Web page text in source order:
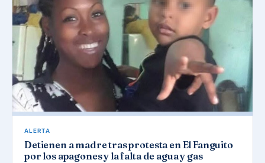
ALERTA
Detienen a madre tras protesta en El Fanguito
por los apagones y la falta de agua y gas